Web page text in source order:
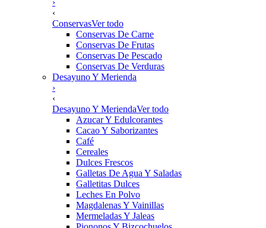
›
‹
ConservasVer todo
Conservas De Carne
Conservas De Frutas
Conservas De Pescado
Conservas De Verduras
Desayuno Y Merienda
›
‹
Desayuno Y MeriendaVer todo
Azucar Y Edulcorantes
Cacao Y Saborizantes
Café
Cereales
Dulces Frescos
Galletas De Agua Y Saladas
Galletitas Dulces
Leches En Polvo
Magdalenas Y Vainillas
Mermeladas Y Jaleas